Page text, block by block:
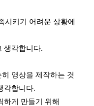
시키기 어려운 상황에
생각합니다.
영상을 제작하는 것
각합니다.
하게 만들기 위해